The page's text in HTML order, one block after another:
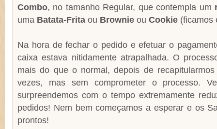
Combo, no tamanho Regular, que contempla um
uma Batata-Frita ou Brownie ou Cookie (ficamos
Na hora de fechar o pedido e efetuar o
caixa estava nitidamente atrapalhada. O
mais do que o normal, depois de
vezes, mas sem comprometer o processo.
surpreendemos com o tempo extremamente
pedidos! Nem bem começamos a esperar e os
prontos!